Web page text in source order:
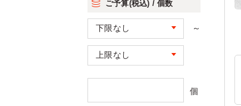
ご予算(税込) / 個数
～
個